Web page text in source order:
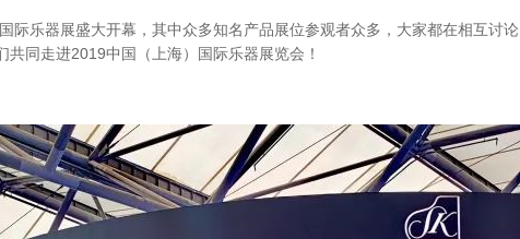
际乐器展盛大开幕，其中众多知名产品展位参观者众多，大家都在相互讨论
共同走进2019中国（上海）国际乐器展览会！